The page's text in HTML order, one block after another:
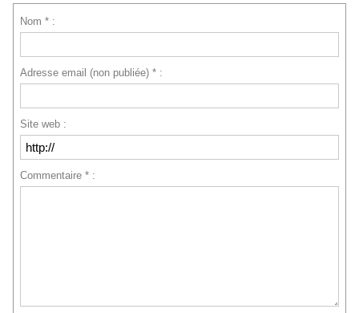
Nom * :
Adresse email (non publiée) * :
Site web :
Commentaire * :